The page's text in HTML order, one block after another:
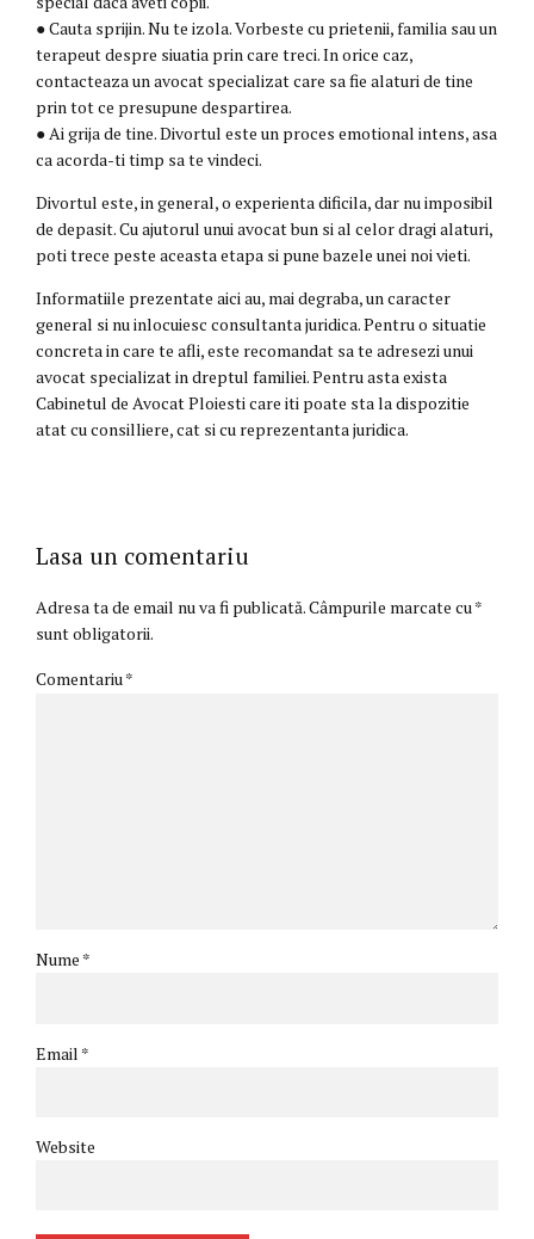
● Cauta sprijin. Nu te izola. Vorbeste cu prietenii, familia sau un
terapeut despre siuatia prin care treci. In orice caz,
contacteaza un avocat specializat care sa fie alaturi de tine
prin tot ce presupune despartirea.
● Ai grija de tine. Divortul este un proces emotional intens, asa
ca acorda-ti timp sa te vindeci.
Divortul este, in general, o experienta dificila, dar nu imposibil
de depasit. Cu ajutorul unui avocat bun si al celor dragi alaturi,
poti trece peste aceasta etapa si pune bazele unei noi vieti.
Informatiile prezentate aici au, mai degraba, un caracter
general si nu inlocuiesc consultanta juridica. Pentru o situatie
concreta in care te afli, este recomandat sa te adresezi unui
avocat specializat in dreptul familiei. Pentru asta exista
Cabinetul de Avocat Ploiesti care iti poate sta la dispozitie
atat cu consilliere, cat si cu reprezentanta juridica.
Lasa un comentariu
Adresa ta de email nu va fi publicată. Câmpurile marcate cu *
sunt obligatorii.
Comentariu *
Nume *
Email *
Website